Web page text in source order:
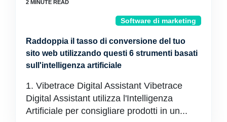
Software di marketing
Raddoppia il tasso di conversione del tuo
sito web utilizzando questi 6 strumenti basati
sull'intelligenza artificiale
1. Vibetrace Digital Assistant Vibetrace
Digital Assistant utilizza l'Intelligenza
Artificiale per consigliare prodotti in un...